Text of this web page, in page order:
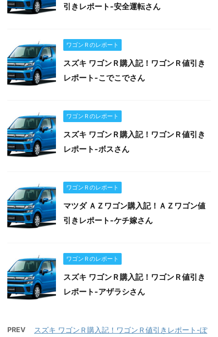
引きレポート-安全運転さん
ワゴンＲのレポート
スズキ ワゴンＲ購入記！ワゴンＲ値引き
レポート-こでこでさん
ワゴンＲのレポート
スズキ ワゴンＲ購入記！ワゴンＲ値引き
レポート-ボスさん
ワゴンＲのレポート
マツダ ＡＺワゴン購入記！ＡＺワゴン値
引きレポート-ケチ嫁さん
ワゴンＲのレポート
スズキ ワゴンＲ購入記！ワゴンＲ値引き
レポート-アザラシさん
PREV
スズキ ワゴンＲ購入記！ワゴンＲ値引きレポート-ぽ